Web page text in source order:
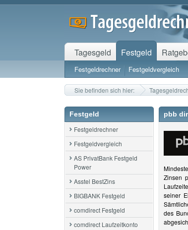
Sie befinden sich hier:
Festgeld
Festgeldrechner
Festgeldvergleich
AS PrivatBank Festgeld
Power
Asstel BestZins
BIGBANK Festgeld
comdirect Festgeld
comdirect Laufzeitkonto
pbb
Zinsen
seiner
des
Tagesgeld Festgeld
Festgeldrechner Festgeldvergleich